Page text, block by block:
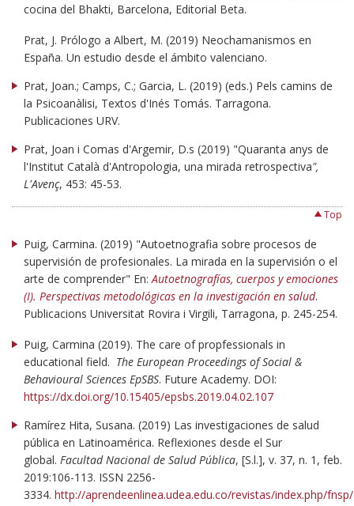
cocina del Bhakti, Barcelona, Editorial Beta.
Prat, J. Prólogo a Albert, M. (2019) Neochamanismos en
España. Un estudio desde el ámbito valenciano.
Prat, Joan.; Camps, C.; Garcia, L. (2019) (eds.) Pels camins de
la Psicoanàlisi, Textos d'Inés Tomás. Tarragona.
Publicaciones URV.
Prat, Joan i Comas d'Argemir, D.s (2019) "Quaranta anys de
l'Institut Català d'Antropologia, una mirada retrospectiva",
L'Avenç, 453: 45-53.
Top
Puig, Carmina. (2019) "Autoetnografia sobre procesos de
supervisión de profesionales. La mirada en la supervisión o el
arte de comprender" En:Autoetnografías, cuerpos y emociones
(I). Perspectivas metodológicas en la investigación en salud.
Publicacions Universitat Rovira i Virgili, Tarragona, p. 245-254.
Puig, Carmina (2019). The care of propfessionals in
educational field. The European Proceedings of Social &
Behavioural Sciences EpSBS. Future Academy. DOI:
https://dx.doi.org/10.15405/epsbs.2019.04.02.107
Ramírez Hita, Susana. (2019) Las investigaciones de salud
pública en Latinoamérica. Reflexiones desde el Sur
global. Facultad Nacional de Salud Pública, [S.l.], v. 37, n. 1, feb.
2019:106-113. ISSN 2256-
3334. http://aprendeenlinea.udea.edu.co/revistas/index.php/